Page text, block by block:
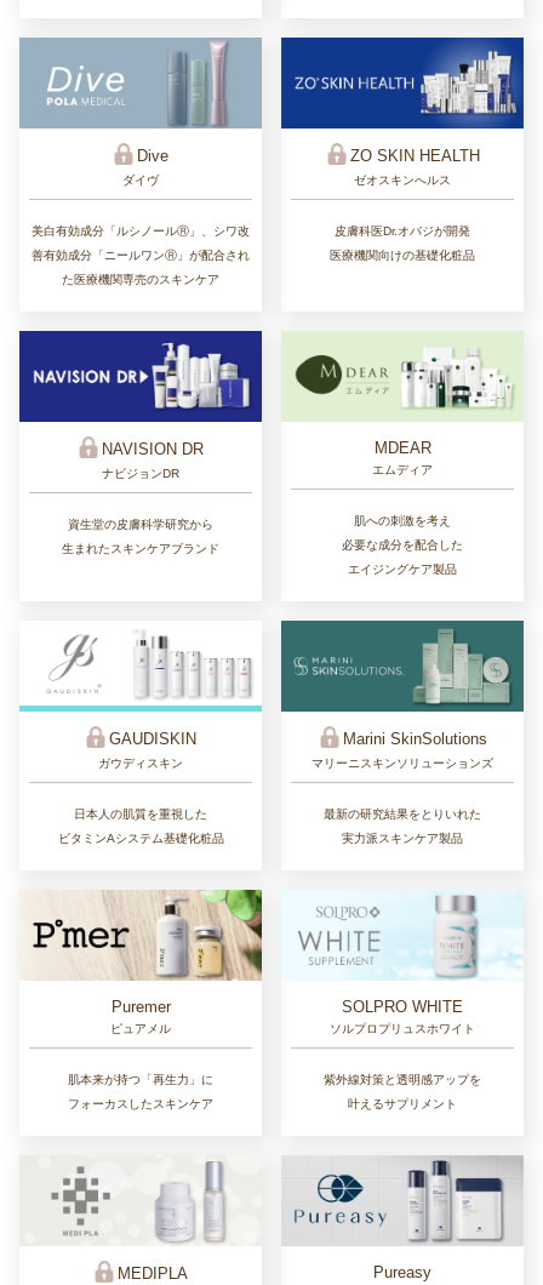
Dive
ダイヴ
美白有効成分「ルシノールⓇ」、シワ改
善有効成分「ニールワンⓇ」が配合され
た医療機関専売のスキンケア
ZO SKIN HEALTH
ゼオスキンへルス
皮膚科医Dr.オバジが開発
医療機関向けの基礎化粧品
NAVISION DR
ナビジョンDR
資生堂の皮膚科学研究から
生まれたスキンケアブランド
MDEAR
エムディア
肌への刺激を考え
必要な成分を配合した
エイジングケア製品
GAUDISKIN
ガウディスキン
日本人の肌質を重視した
ビタミンAシステム基礎化粧品
Marini SkinSolutions
マリーニスキンソリューションズ
最新の研究結果をとりいれた
実力派スキンケア製品
Puremer
ピュアメル
肌本来が持つ「再生力」に
フォーカスしたスキンケア
SOLPRO WHITE
ソルプロプリュスホワイト
紫外線対策と透明感アップを
叶えるサプリメント
MEDIPLA Pureasy